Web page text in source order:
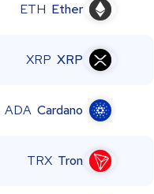
Ether
ETH
XRP
XRP
Cardano
ADA
Tron
TRX